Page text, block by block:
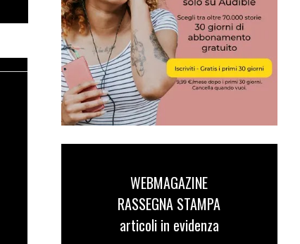
WEBMAGAZINE
RASSEGNA STAMPA
articoli in evidenza